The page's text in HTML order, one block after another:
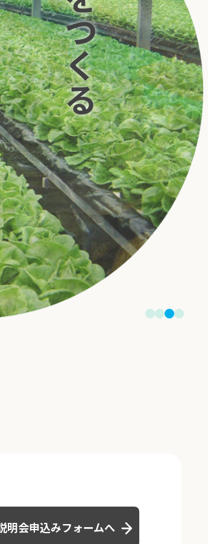
明会申込みフォームへ